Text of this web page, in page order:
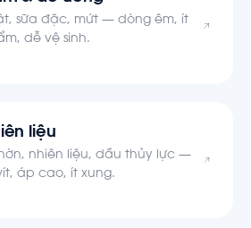
sữa đặc, mứt — dòng êm, ít
dễ vệ sinh.
liệu
nhiên liệu, dầu thủy lực —
áp cao, ít xung.